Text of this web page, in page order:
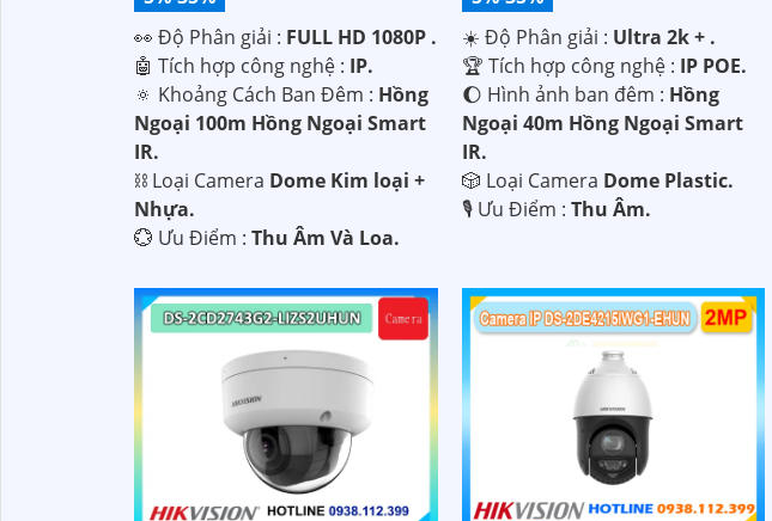
️👀 Độ Phân giải : FULL HD 1080P .
🤖️ Tích hợp công nghệ : IP.
🔅 Khoảng Cách Ban Đêm : Hồng
Ngoại 100m Hồng Ngoại Smart
IR.
⛓ Loại Camera Dome Kim loại +
Nhựa.
️💮 Ưu Điểm : Thu Âm Và Loa.
☀️ Độ Phân giải : Ultra 2k + .
🏆 Tích hợp công nghệ : IP POE.
🌔 Hình ảnh ban đêm : Hồng
Ngoại 40m Hồng Ngoại Smart
IR.
🎲 Loại Camera Dome Plastic.
️🎙 Ưu Điểm : Thu Âm.